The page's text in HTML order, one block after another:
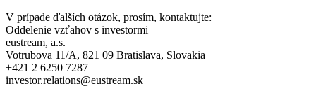
V prípade ďalších otázok, prosím, kontaktujte:
Oddelenie vzťahov s investormi
eustream, a.s.
Votrubova 11/A, 821 09 Bratislava, Slovakia
+421 2 6250 7287
investor.relations@eustream.sk